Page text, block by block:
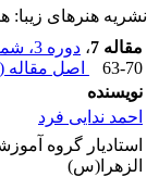
نشریه هنرهای
مقاله 7
، دوره 3، شماره 45 - شماره پیاپی 623738
63-70
اصل مقاله (
نویسنده
احمد ندایی فرد
استادیار گروه
الزهرا(س)